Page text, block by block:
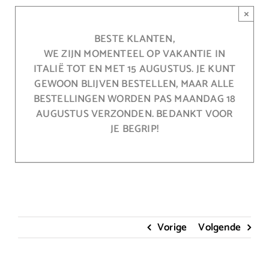
BESTE KLANTEN,
WE ZIJN MOMENTEEL OP VAKANTIE IN
ITALIË TOT EN MET 15 AUGUSTUS. JE KUNT
GEWOON BLIJVEN BESTELLEN, MAAR ALLE
BESTELLINGEN WORDEN PAS MAANDAG 18
AUGUSTUS VERZONDEN. BEDANKT VOOR
JE BEGRIP!
×
Vorige Volgende